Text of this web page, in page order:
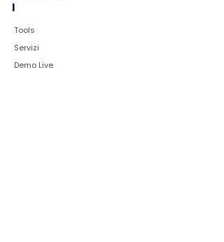
I
Tools
Servizi
Demo Live